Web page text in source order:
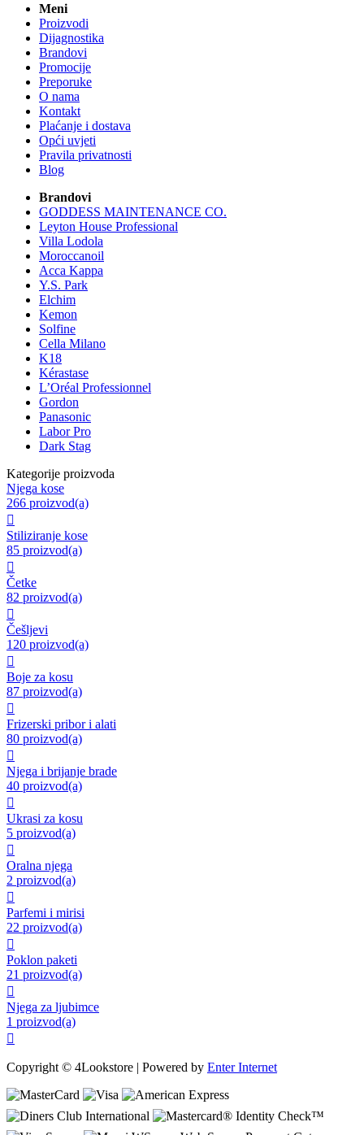
Meni
Proizvodi
Dijagnostika
Brandovi
Promocije
Preporuke
O nama
Kontakt
Plaćanje i dostava
Opći uvjeti
Pravila privatnosti
Blog
Brandovi
GODDESS MAINTENANCE CO.
Leyton House Professional
Villa Lodola
Moroccanoil
Acca Kappa
Y.S. Park
Elchim
Kemon
Solfine
Cella Milano
K18
Kérastase
L’Oréal Professionnel
Gordon
Panasonic
Labor Pro
Dark Stag
Kategorije proizvoda
Njega kose
266 proizvod(a)

Stiliziranje kose
85 proizvod(a)

Četke
82 proizvod(a)

Češljevi
120 proizvod(a)

Boje za kosu
87 proizvod(a)

Frizerski pribor i alati
80 proizvod(a)

Njega i brijanje brade
40 proizvod(a)

Ukrasi za kosu
5 proizvod(a)

Oralna njega
2 proizvod(a)

Parfemi i mirisi
22 proizvod(a)

Poklon paketi
21 proizvod(a)

Njega za ljubimce
1 proizvod(a)

Copyright © 4Lookstore | Powered by Enter Internet